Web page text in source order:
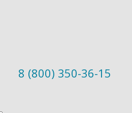
8 (800) 350-36-15